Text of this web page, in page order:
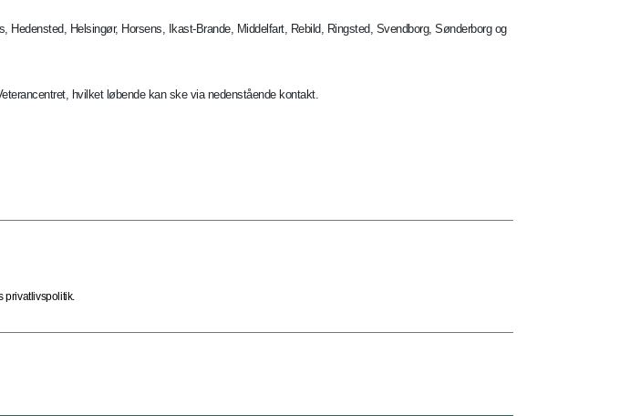
Helsingør, Horsens, Ikast-Brande, Middelfart, Rebild, Ringsted, Svendborg, Sønderborg og
hvilket løbende kan ske via nedenstående kontakt.
privatlivspolitik.